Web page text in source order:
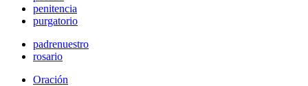
penitencia
purgatorio
padrenuestro
rosario
Oración